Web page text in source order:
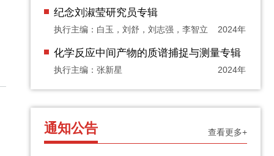
纪念刘淑莹研究员专辑
执行主编：白玉，刘舒，刘志强，李智立 2024年
化学反应中间产物的质谱捕捉与测量专辑
执行主编：张新星 2024年
通知公告 查看更多+